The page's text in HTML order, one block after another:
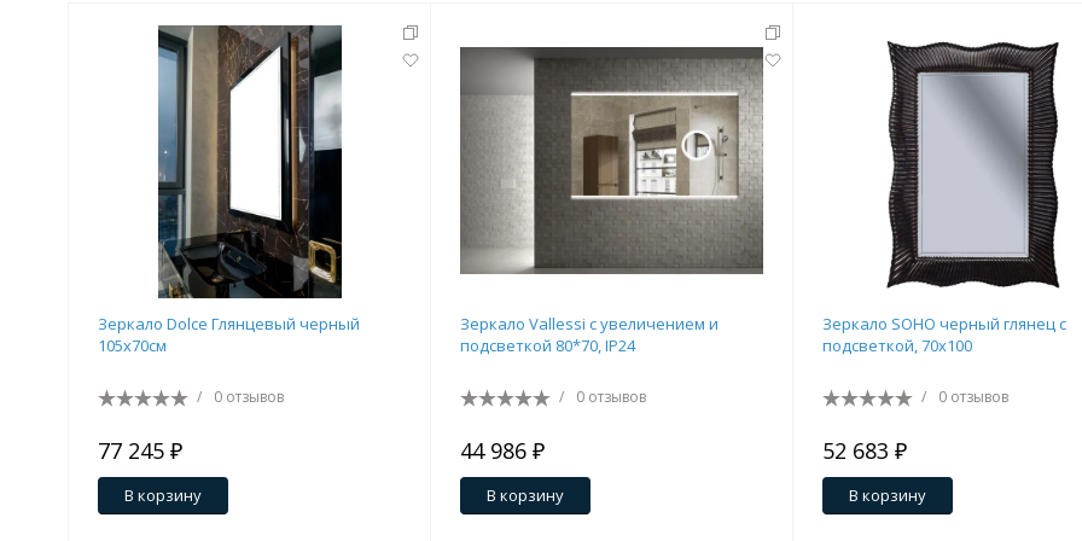
Зеркало Dolce Глянцевый черный
105x70см
/ 0 отзывов
77 245 ₽
В корзину
Зеркало Vallessi с увеличением и
подсветкой 80*70, IP24
/ 0 отзывов
44 986 ₽
В корзину
Зеркало SOHO черный глянец с
подсветкой, 70х100
/ 0 отзывов
52 683 ₽
В корзину